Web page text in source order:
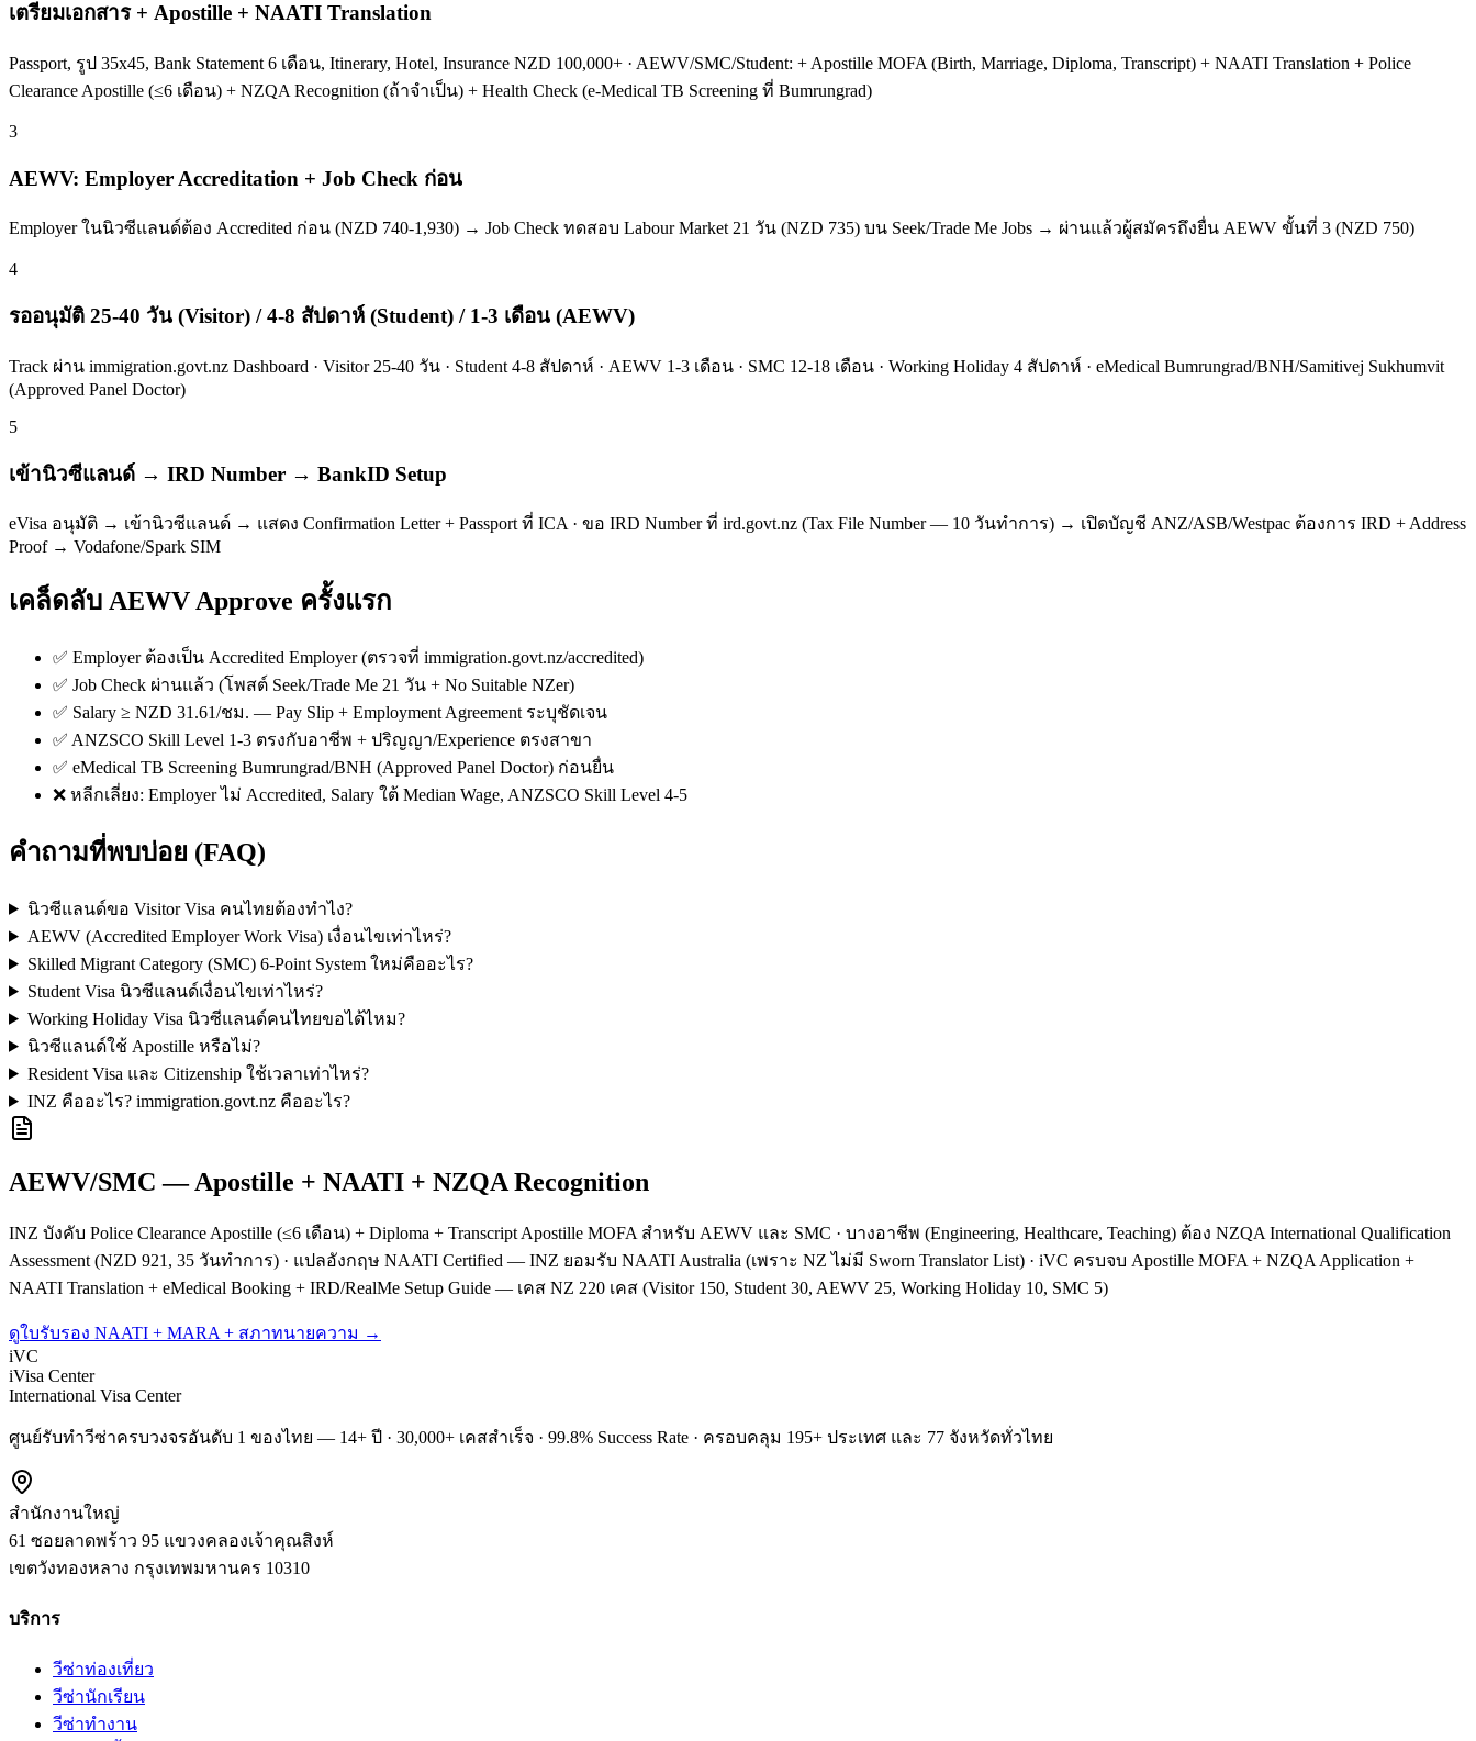
เตรียมเอกสาร + Apostille + NAATI Translation
Passport, รูป 35x45, Bank Statement 6 เดือน, Itinerary, Hotel, Insurance NZD 100,000+ · AEWV/SMC/Student: + Apostille MOFA (Birth, Marriage, Diploma, Transcript) + NAATI Translation + Police
Clearance Apostille (≤6 เดือน) + NZQA Recognition (ถ้าจำเป็น) + Health Check (e-Medical TB Screening ที่ Bumrungrad)
3
AEWV: Employer Accreditation + Job Check ก่อน
Employer ในนิวซีแลนด์ต้อง Accredited ก่อน (NZD 740-1,930) → Job Check ทดสอบ Labour Market 21 วัน (NZD 735) บน Seek/Trade Me Jobs → ผ่านแล้วผู้สมัครถึงยื่น AEWV ขั้นที่ 3 (NZD 750)
4
รออนุมัติ 25-40 วัน (Visitor) / 4-8 สัปดาห์ (Student) / 1-3 เดือน (AEWV)
Track ผ่าน immigration.govt.nz Dashboard · Visitor 25-40 วัน · Student 4-8 สัปดาห์ · AEWV 1-3 เดือน · SMC 12-18 เดือน · Working Holiday 4 สัปดาห์ · eMedical Bumrungrad/BNH/Samitivej Sukhumvit
(Approved Panel Doctor)
5
เข้านิวซีแลนด์ → IRD Number → BankID Setup
eVisa อนุมัติ → เข้านิวซีแลนด์ → แสดง Confirmation Letter + Passport ที่ ICA · ขอ IRD Number ที่ ird.govt.nz (Tax File Number — 10 วันทำการ) → เปิดบัญชี ANZ/ASB/Westpac ต้องการ IRD + Address
Proof → Vodafone/Spark SIM
เคล็ดลับ AEWV Approve ครั้งแรก
✅ Employer ต้องเป็น Accredited Employer (ตรวจที่ immigration.govt.nz/accredited)
✅ Job Check ผ่านแล้ว (โพสต์ Seek/Trade Me 21 วัน + No Suitable NZer)
✅ Salary ≥ NZD 31.61/ชม. — Pay Slip + Employment Agreement ระบุชัดเจน
✅ ANZSCO Skill Level 1-3 ตรงกับอาชีพ + ปริญญา/Experience ตรงสาขา
✅ eMedical TB Screening Bumrungrad/BNH (Approved Panel Doctor) ก่อนยื่น
❌ หลีกเลี่ยง: Employer ไม่ Accredited, Salary ใต้ Median Wage, ANZSCO Skill Level 4-5
คำถามที่พบบ่อย (FAQ)
นิวซีแลนด์ขอ Visitor Visa คนไทยต้องทำไง?
AEWV (Accredited Employer Work Visa) เงื่อนไขเท่าไหร่?
Skilled Migrant Category (SMC) 6-Point System ใหม่คืออะไร?
Student Visa นิวซีแลนด์เงื่อนไขเท่าไหร่?
Working Holiday Visa นิวซีแลนด์คนไทยขอได้ไหม?
นิวซีแลนด์ใช้ Apostille หรือไม่?
Resident Visa และ Citizenship ใช้เวลาเท่าไหร่?
INZ คืออะไร? immigration.govt.nz คืออะไร?
AEWV/SMC — Apostille + NAATI + NZQA Recognition
INZ บังคับ Police Clearance Apostille (≤6 เดือน) + Diploma + Transcript Apostille MOFA สำหรับ AEWV และ SMC · บางอาชีพ (Engineering, Healthcare, Teaching) ต้อง NZQA International Qualification
Assessment (NZD 921, 35 วันทำการ) · แปลอังกฤษ NAATI Certified — INZ ยอมรับ NAATI Australia (เพราะ NZ ไม่มี Sworn Translator List) · iVC ครบจบ Apostille MOFA + NZQA Application +
NAATI Translation + eMedical Booking + IRD/RealMe Setup Guide — เคส NZ 220 เคส (Visitor 150, Student 30, AEWV 25, Working Holiday 10, SMC 5)
ดูใบรับรอง NAATI + MARA + สภาทนายความ →
iVC
iVisa Center
International Visa Center
ศูนย์รับทำวีซ่าครบวงจรอันดับ 1 ของไทย — 14+ ปี · 30,000+ เคสสำเร็จ · 99.8% Success Rate · ครอบคลุม 195+ ประเทศ และ 77 จังหวัดทั่วไทย
สำนักงานใหญ่
61 ซอยลาดพร้าว 95 แขวงคลองเจ้าคุณสิงห์
เขตวังทองหลาง กรุงเทพมหานคร 10310
บริการ
วีซ่าท่องเที่ยว
วีซ่านักเรียน
วีซ่าทำงาน